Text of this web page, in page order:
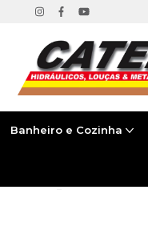
Banheiro e Cozinha